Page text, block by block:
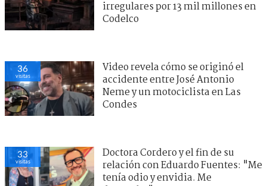
irregulares por 13 mil millones en
Codelco
36
visitas
Video revela cómo se originó el
accidente entre José Antonio
Neme y un motociclista en Las
Condes
33
visitas
Doctora Cordero y el fin de su
relación con Eduardo Fuentes: "Me
tenía odio y envidia. Me